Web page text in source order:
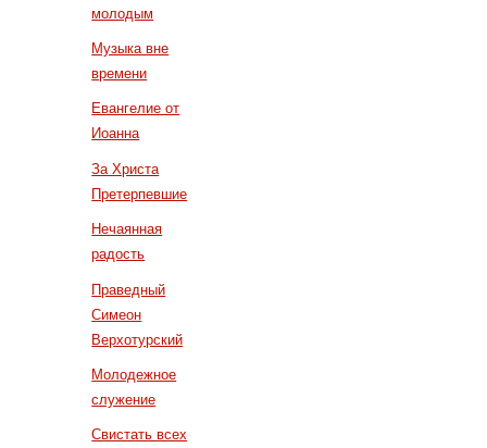
молодым
Музыка вне
времени
Евангелие от
Иоанна
За Христа
Претерпевшие
Нечаянная
радость
Праведный
Симеон
Верхотурский
Молодежное
служение
Свистать всех